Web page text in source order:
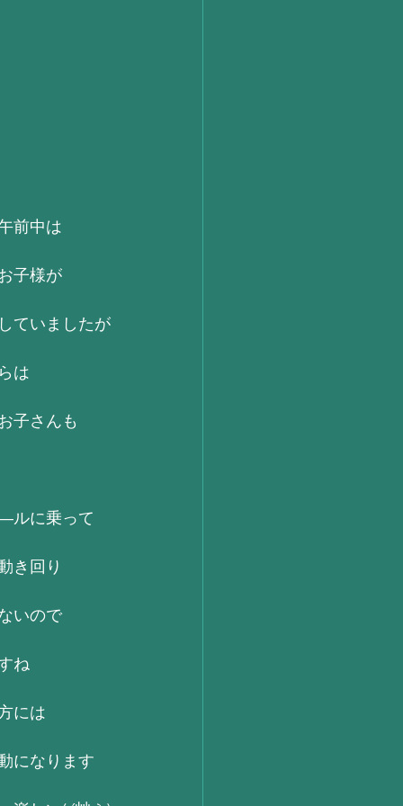
前中は
子様が
ていましたが
は
子さんも
ルに乗って
き回り
いので
ね
には
になります